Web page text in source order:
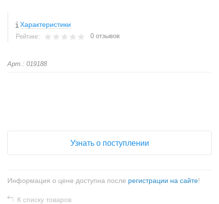
Характеристики
Рейтинг: 0 отзывов
Арт.: 019188
Узнать о поступлении
Информация о цене доступна после регистрации на сайте!
К списку товаров